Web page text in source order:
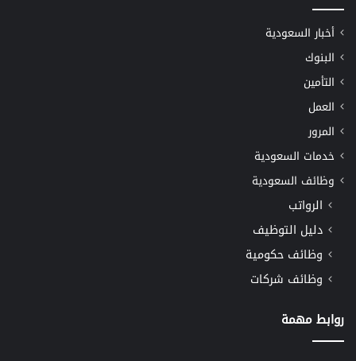
أخبار السعودية
البنوك
التأمين
العمل
المرور
خدمات السعودية
وظائف السعودية
الرواتب
دليل التوظيف
وظائف حكومية
وظائف شركات
روابط مهمة